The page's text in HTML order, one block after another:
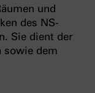
und
des NS-
Sie dient der
sowie dem